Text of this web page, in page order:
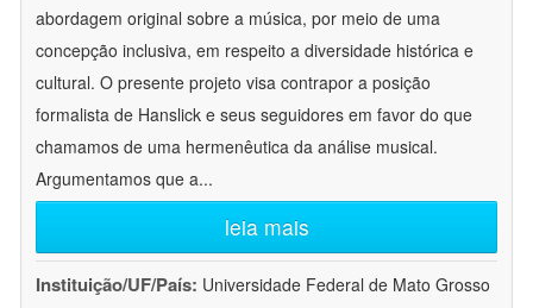
abordagem original sobre a música, por meio de uma
concepção inclusiva, em respeito a diversidade histórica e
cultural. O presente projeto visa contrapor a posição
formalista de Hanslick e seus seguidores em favor do que
chamamos de uma hermenêutica da análise musical.
Argumentamos que a...
leia mais
Instituição/UF/País: Universidade Federal de Mato Grosso